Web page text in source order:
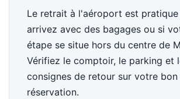
Le retrait à l'aéroport est
arrivez avec des bagages ou si
étape se situe hors du centre de
Vérifiez le comptoir, le parking et
consignes de retour sur votre bon
réservation.